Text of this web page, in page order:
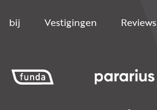
bij Vestigingen Reviews